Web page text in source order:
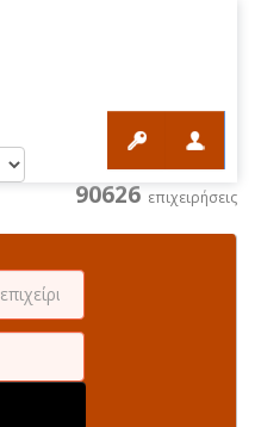
90626 επιχειρήσεις